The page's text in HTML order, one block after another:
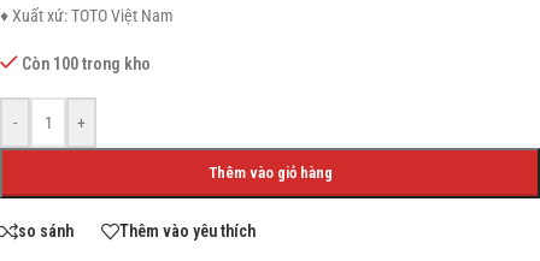
♦ Xuất xứ: TOTO Việt Nam
Còn 100 trong kho
- +
Thêm vào giỏ hàng
so sánh Thêm vào yêu thích